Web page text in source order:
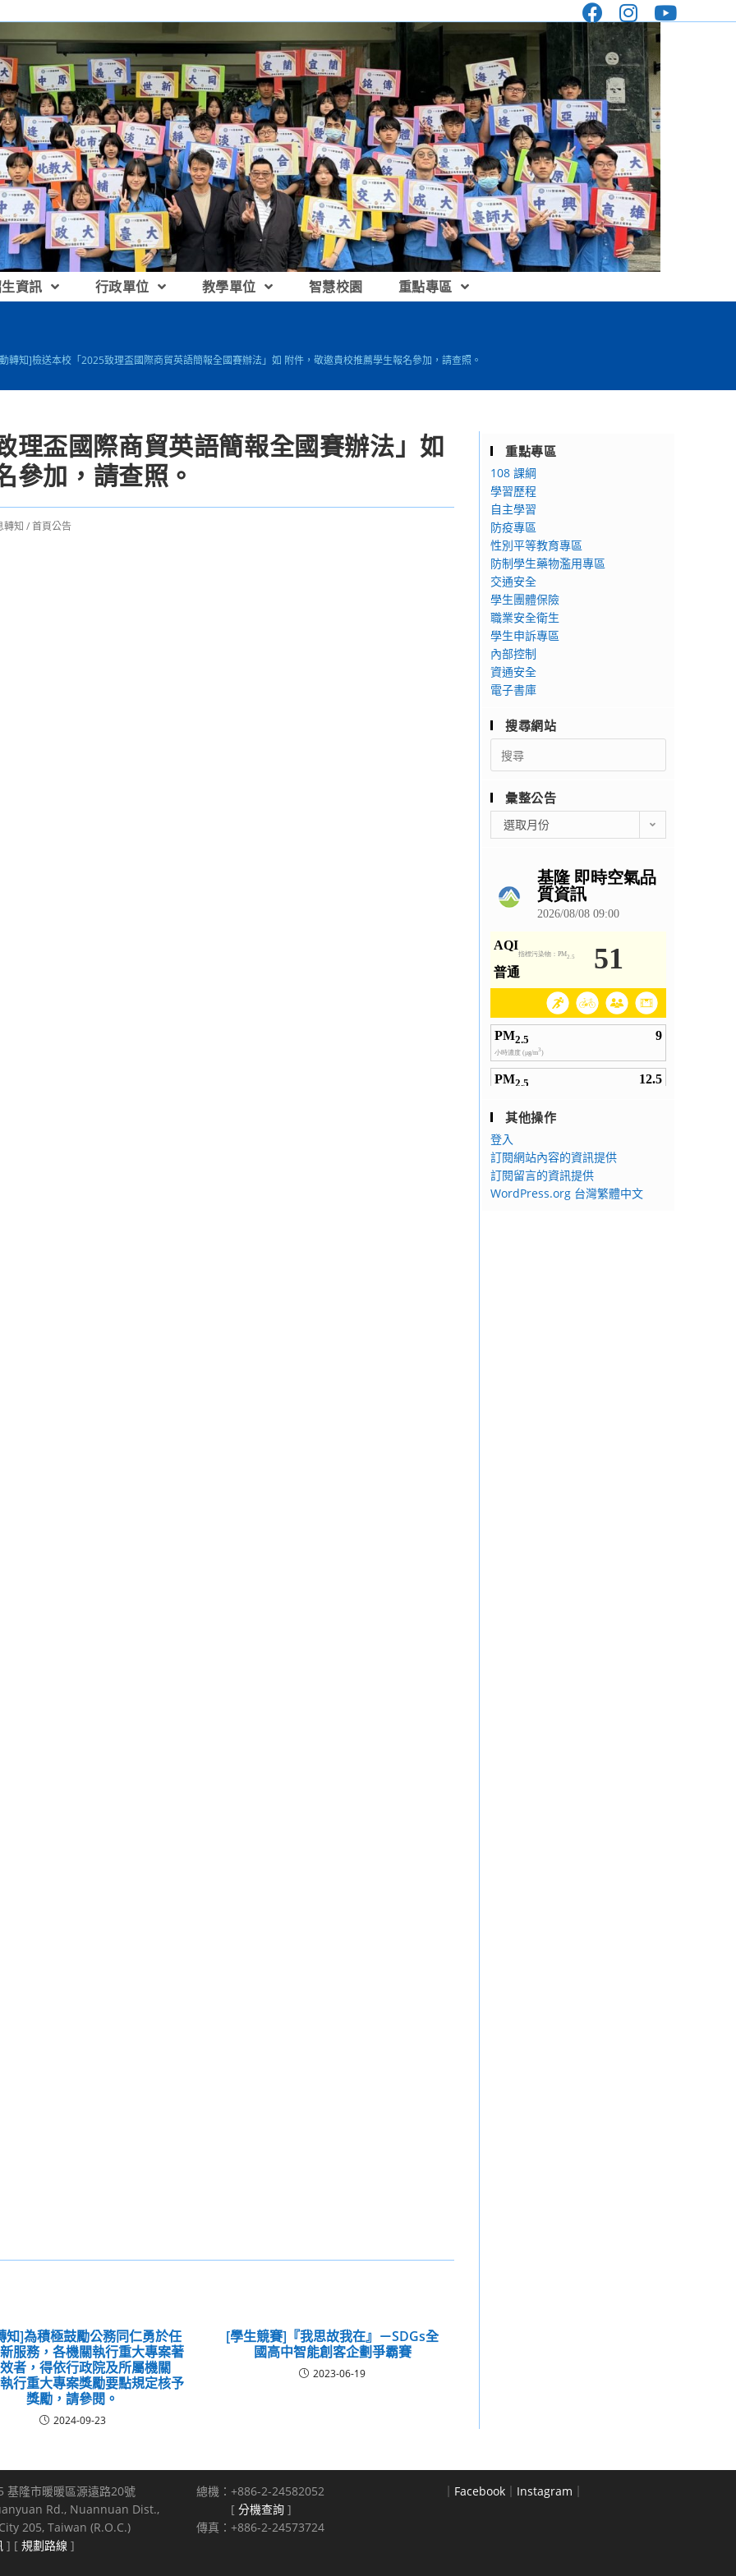
資訊 行政單位 教學單位 智慧校園 重點專區
轉知]檢送本校「2025致理盃國際商貿英語簡報全國賽辦法」如 附件，敬邀貴校推薦學生報名參加，請查照。
理盃國際商貿英語簡報全國賽辦法」如
參加，請查照。
轉知 /首頁公告
知]為積極鼓勵公務同仁勇於任
服務，各機關執行重大專案著
者，得依行政院及所屬機關
執行重大專案獎勵要點規定核予
獎勵，請參閱。
2024-09-23
[學生競賽]『我思故我在』－SDGs全
國高中智能創客企劃爭霸賽
2023-06-19
重點專區
108 課綱
學習歷程
自主學習
防疫專區
性別平等教育專區
防制學生藥物濫用專區
交通安全
學生團體保險
職業安全衛生
學生申訴專區
內部控制
資通安全
電子書庫
搜尋網站
Search
for:
彙整公告
整
選取月份
其他操作
登入
訂閱網站內容的資訊提供
訂閱留言的資訊提供
WordPress.org 台灣繁體中文
基隆市暖暖區源遠路20號
Rd., Nuannuan Dist.,
205, Taiwan (R.O.C.)
] [ 規劃路線 ]
總機：+886-2-24582052
[ 分機查詢 ]
傳真：+886-2-24573724
｜ Facebook ｜ Instagram ｜